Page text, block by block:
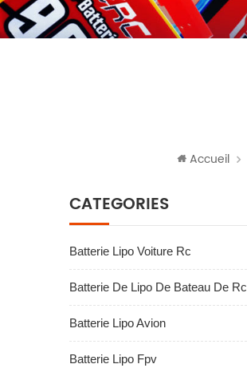
Accueil
CATÉGORIES
Batterie Lipo Voiture Rc
Batterie De Lipo De Bateau De Rc
Batterie Lipo Avion
Batterie Lipo Fpv